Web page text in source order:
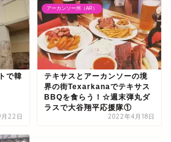
で韓
22日
アーカンソー州（AR）
テキサスとアーカンソーの境
界の街Texarkanaでテキサス
BBQを食らう！☆週末弾丸ダ
ラスで大谷翔平応援隊①
2022年4月18日